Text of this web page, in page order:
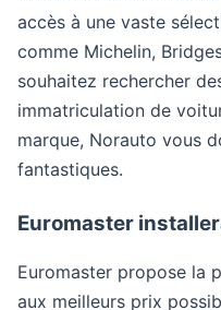
accès à une vaste
comme Michelin,
souhaitez rechercher
immatriculation de
marque, Norauto vous
fantastiques.
Euromaster
Euromaster propose la
aux meilleurs prix